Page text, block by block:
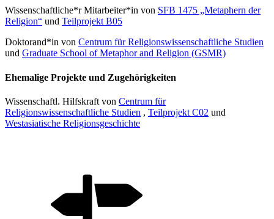
Wissenschaftliche*r Mitarbeiter*in von SFB 1475 „Metaphern der
Religion“ und Teilprojekt B05
Doktorand*in von Centrum für Religionswissenschaftliche Studien
und Graduate School of Metaphor and Religion (GSMR)
Ehemalige Projekte und Zugehörigkeiten
Wissenschaftl. Hilfskraft von Centrum für
Religionswissenschaftliche Studien , Teilprojekt C02 und
Westasiatische Religionsgeschichte